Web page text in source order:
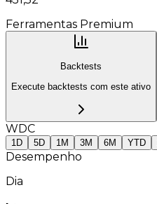
Ferramentas Premium
Backtests
Execute backtests com este ativo
WDC
1D 5D 1M 3M 6M YTD
Desempenho
Dia